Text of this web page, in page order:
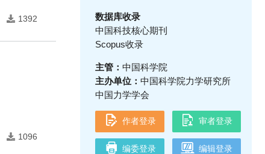
1392
1096
数据库收录
中国科技核心期刊
Scopus收录
主管： 中国科学院
主办单位： 中国科学院力学研究所
中国力学学会
作者登录 审者登录
编委登录 编辑登录